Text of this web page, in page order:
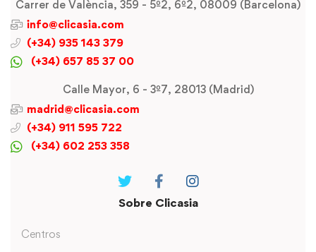
Carrer de València, 359 - 5º2, 6º2, 08009 (Barcelona)
info@clicasia.com
(+34) 935 143 379
(+34) 657 85 37 00
Calle Mayor, 6 - 3º7, 28013 (Madrid)
madrid@clicasia.com
(+34) 911 595 722
(+34) 602 253 358
Sobre Clicasia
Centros